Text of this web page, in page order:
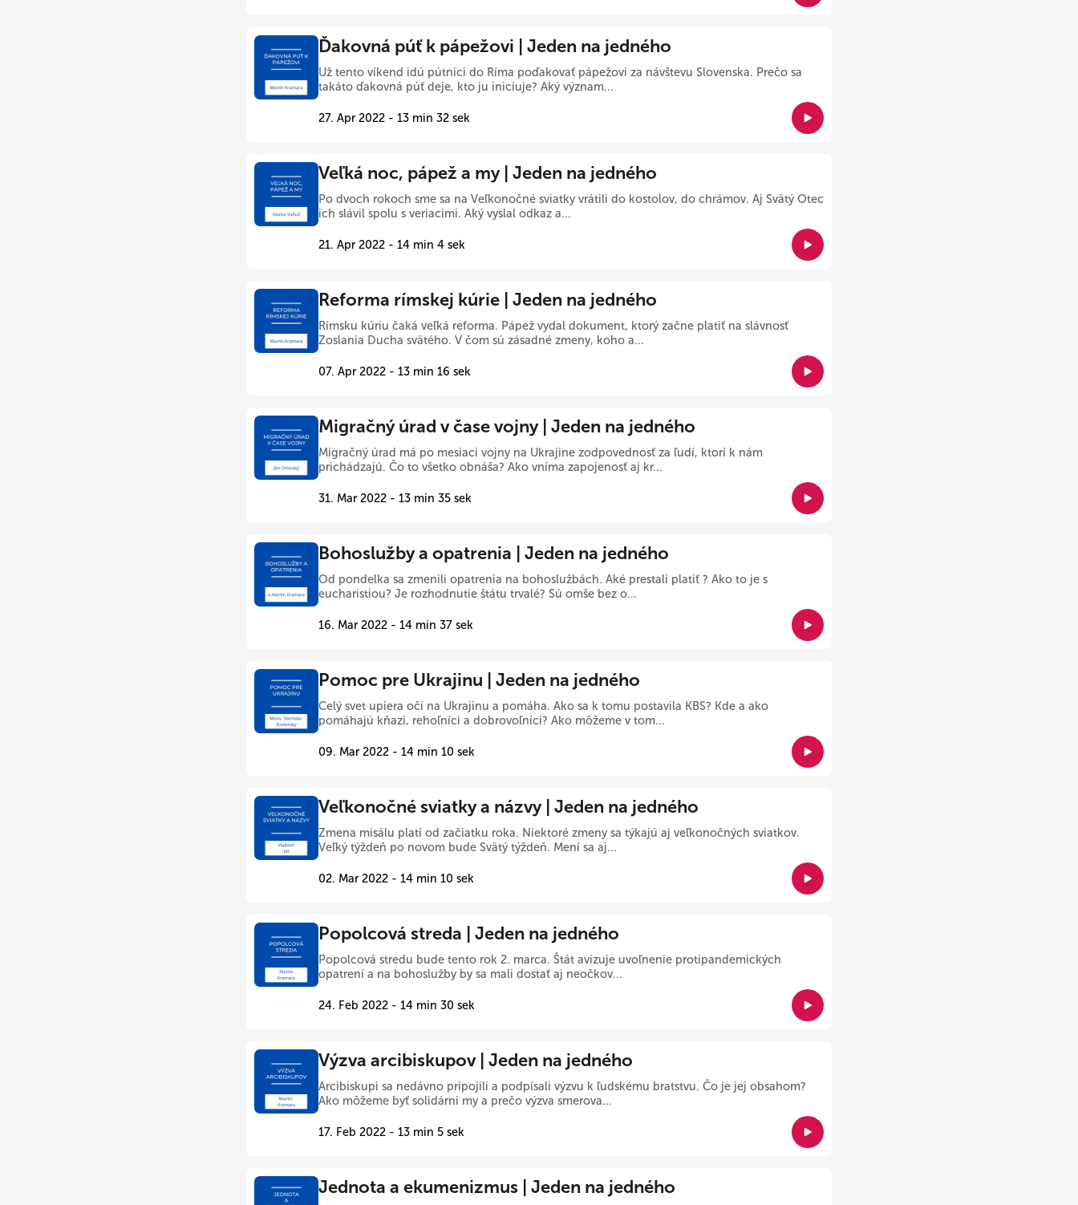
Ďakovná púť k pápežovi | Jeden na jedného
Už tento víkend idú pútnici do Ríma poďakovať pápežovi za návštevu Slovenska. Prečo sa
takáto ďakovná púť deje, kto ju iniciuje? Aký význam...
27. Apr 2022 - 13 min 32 sek
Veľká noc, pápež a my | Jeden na jedného
Po dvoch rokoch sme sa na Veľkonočné sviatky vrátili do kostolov, do chrámov. Aj Svätý Otec
ich slávil spolu s veriacimi. Aký vyslal odkaz a...
21. Apr 2022 - 14 min 4 sek
Reforma rímskej kúrie | Jeden na jedného
Rímsku kúriu čaká veľká reforma. Pápež vydal dokument, ktorý začne platiť na slávnosť
Zoslania Ducha svätého. V čom sú zásadné zmeny, koho a...
07. Apr 2022 - 13 min 16 sek
Migračný úrad v čase vojny | Jeden na jedného
Migračný úrad má po mesiaci vojny na Ukrajine zodpovednosť za ľudí, ktorí k nám
prichádzajú. Čo to všetko obnáša? Ako vníma zapojenosť aj kr...
31. Mar 2022 - 13 min 35 sek
Bohoslužby a opatrenia | Jeden na jedného
Od pondelka sa zmenili opatrenia na bohoslužbách. Aké prestali platiť ? Ako to je s
eucharistiou? Je rozhodnutie štátu trvalé? Sú omše bez o...
16. Mar 2022 - 14 min 37 sek
Pomoc pre Ukrajinu | Jeden na jedného
Celý svet upiera oči na Ukrajinu a pomáha. Ako sa k tomu postavila KBS? Kde a ako
pomáhajú kňazi, rehoľníci a dobrovoľníci? Ako môžeme v tom...
09. Mar 2022 - 14 min 10 sek
Veľkonočné sviatky a názvy | Jeden na jedného
Zmena misálu platí od začiatku roka. Niektoré zmeny sa týkajú aj veľkonočných sviatkov.
Veľký týždeň po novom bude Svätý týždeň. Mení sa aj...
02. Mar 2022 - 14 min 10 sek
Popolcová streda | Jeden na jedného
Popolcová stredu bude tento rok 2. marca. Štát avizuje uvoľnenie protipandemických
opatrení a na bohoslužby by sa mali dostať aj neočkov...
24. Feb 2022 - 14 min 30 sek
Výzva arcibiskupov | Jeden na jedného
Arcibiskupi sa nedávno pripojili a podpísali výzvu k ľudskému bratstvu. Čo je jej obsahom?
Ako môžeme byť solidárni my a prečo výzva smerova...
17. Feb 2022 - 13 min 5 sek
Jednota a ekumenizmus | Jeden na jedného